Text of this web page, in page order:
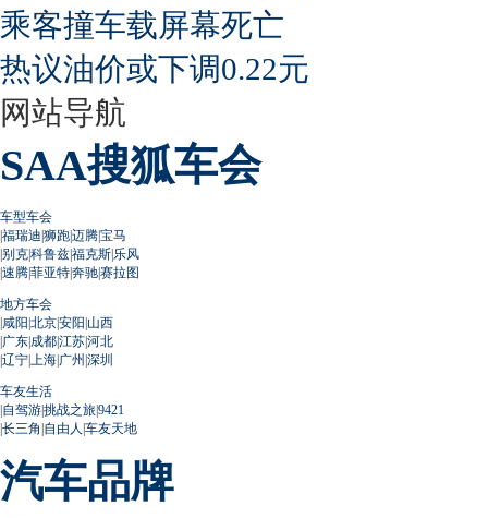
乘客撞车载屏幕死亡
热议油价或下调0.22元
网站导航
SAA搜狐车会
车型车会
|福瑞迪|狮跑|迈腾|宝马
|别克|科鲁兹|福克斯|乐风
|速腾|菲亚特|奔驰|赛拉图
地方车会
|咸阳|北京|安阳|山西
|广东|成都|江苏|河北
|辽宁| 上海|广州 |深圳
车友生活
|自驾游|挑战之旅|9421
|长三角 |自由人 |车友天地
汽车品牌